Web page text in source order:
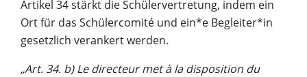
Artikel 34 stärkt die Schülervertretung, indem ein
Ort für das Schülercomité und ein*e Begleiter*in
gesetzlich verankert werden.
„Art. 34. b) Le directeur met à la disposition du